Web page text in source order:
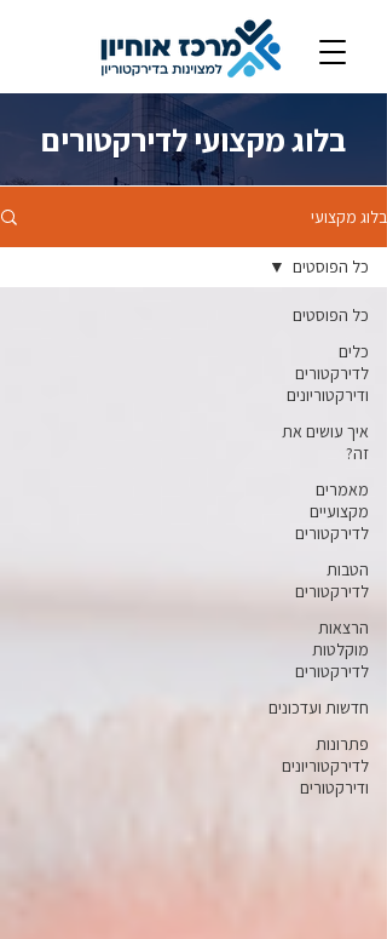
בלוג מקצועי לדירקטורים
בלוג מקצועי
כל הפוסטים
כלים
לדירקטורים
ודירקטוריונים
איך עושים את
זה?
מאמרים
מקצועיים
לדירקטורים
הטבות
לדירקטורים
הרצאות
מוקלטות
לדירקטורים
חדשות ועדכונים
פתרונות
לדירקטוריונים
ודירקטורים
כל הפוסטים